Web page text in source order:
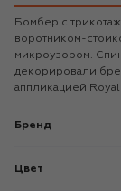
Бомбер с
воротником-
микроузором.
декорировали
аппликацией
Бренд
Цвет